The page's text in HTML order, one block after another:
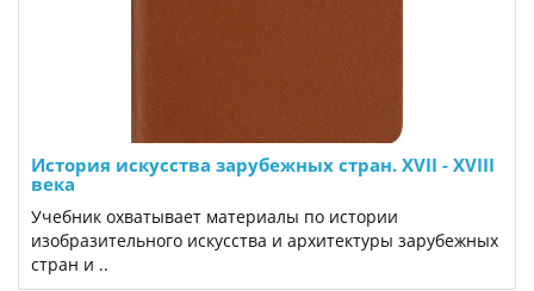
История искусства зарубежных стран. XVII - XVIII
века
Учебник охватывает материалы по истории
изобразительного искусства и архитектуры зарубежных
стран и ..